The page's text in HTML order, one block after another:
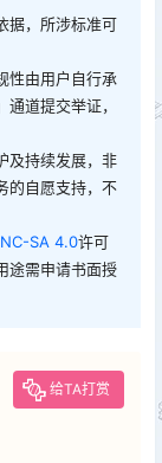
据，所涉标准可
性由用户自行承
道提交举证，
及持续发展，非
的自愿支持，不
SA 4.0许可
途需申请书面授
给TA打赏